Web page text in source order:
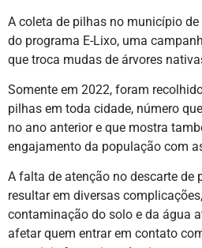
A coleta de pilhas no município
do programa E-Lixo, uma
que troca mudas de árvores
Somente em 2022, foram
pilhas em toda cidade, número
no ano anterior e que mostra
engajamento da população com
A falta de atenção no descarte de
resultar em diversas
contaminação do solo e da água
afetar quem entrar em contato